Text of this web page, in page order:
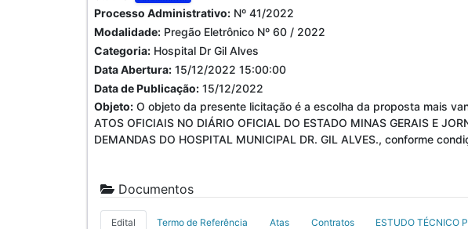
Processo Administrativo: Nº 41/2022
Modalidade: Pregão Eletrônico Nº 60 / 2022
Categoria: Hospital Dr Gil Alves
Data Abertura: 15/12/2022 15:00:00
Data de Publicação: 15/12/2022
Objeto: O objeto da presente licitação é a escolha da proposta mais
ATOS OFICIAIS NO DIÁRIO OFICIAL DO ESTADO MINAS GERAIS E
DEMANDAS DO HOSPITAL MUNICIPAL DR. GIL ALVES., conforme
Documentos
Edital Termo de Referência Atas Contratos ESTUDO TÉCNICO